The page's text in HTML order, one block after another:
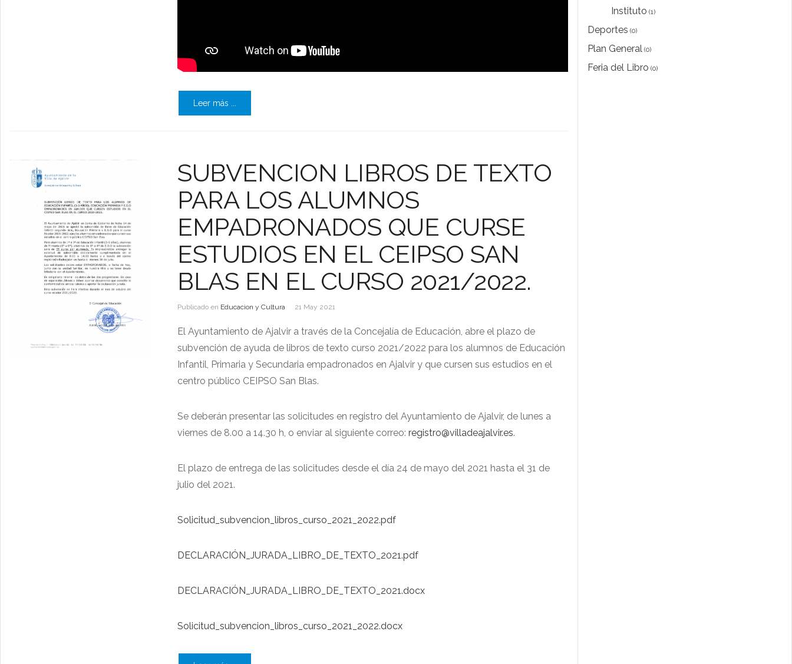
Leer más ...
SUBVENCION LIBROS DE TEXTO
PARA LOS ALUMNOS
EMPADRONADOS QUE CURSE
ESTUDIOS EN EL CEIPSO SAN
BLAS EN EL CURSO 2021/2022.
Publicado en Educacion y Cultura 21 May 2021
El Ayuntamiento de Ajalvir a través de la Concejalía de Educación, abre el plazo de
subvención de ayuda de libros de texto curso 2021/2022 para los alumnos de Educación
Infantil, Primaria y Secundaria empadronados en Ajalvir y que cursen sus estudios en el
centro público CEIPSO San Blas.
Se deberán presentar las solicitudes en registro del Ayuntamiento de Ajalvir, de lunes a
viernes de 8.00 a 14.30 h, o enviar al siguiente correo:registro@villadeajalvir.es.
El plazo de entrega de las solicitudes desde el día 24 de mayo del 2021 hasta el 31 de
julio del 2021.
Solicitud_subvencion_libros_curso_2021_2022.pdf
DECLARACIÓN_JURADA_LIBRO_DE_TEXTO_2021.pdf
DECLARACIÓN_JURADA_LIBRO_DE_TEXTO_2021.docx
Solicitud_subvencion_libros_curso_2021_2022.docx
Instituto (1)
Deportes (0)
Plan General(0)
Feria del Libro (0)